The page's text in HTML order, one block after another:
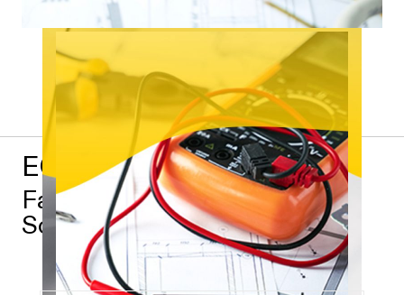
EGB – Stark für Profis
Favoriten aus dem EGB
Sortiment